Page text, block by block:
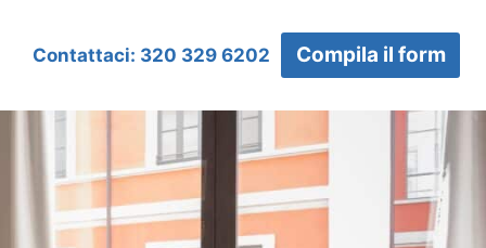
Contattaci: 320 329 6202 Compila il form